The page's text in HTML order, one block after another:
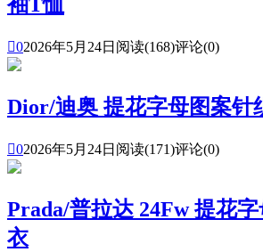
袖T恤
02026年5月24日 阅读(168)评论(0)
Dior/迪奥 提花字母图案针
02026年5月24日 阅读(171)评论(0)
Prada/普拉达 24Fw 提花
衣